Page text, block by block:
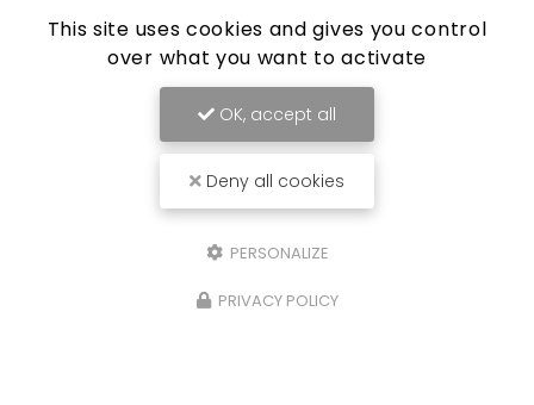
This site uses cookies and gives you control
over what you want to activate
OK, accept all
Deny all cookies
PERSONALIZE
PRIVACY POLICY